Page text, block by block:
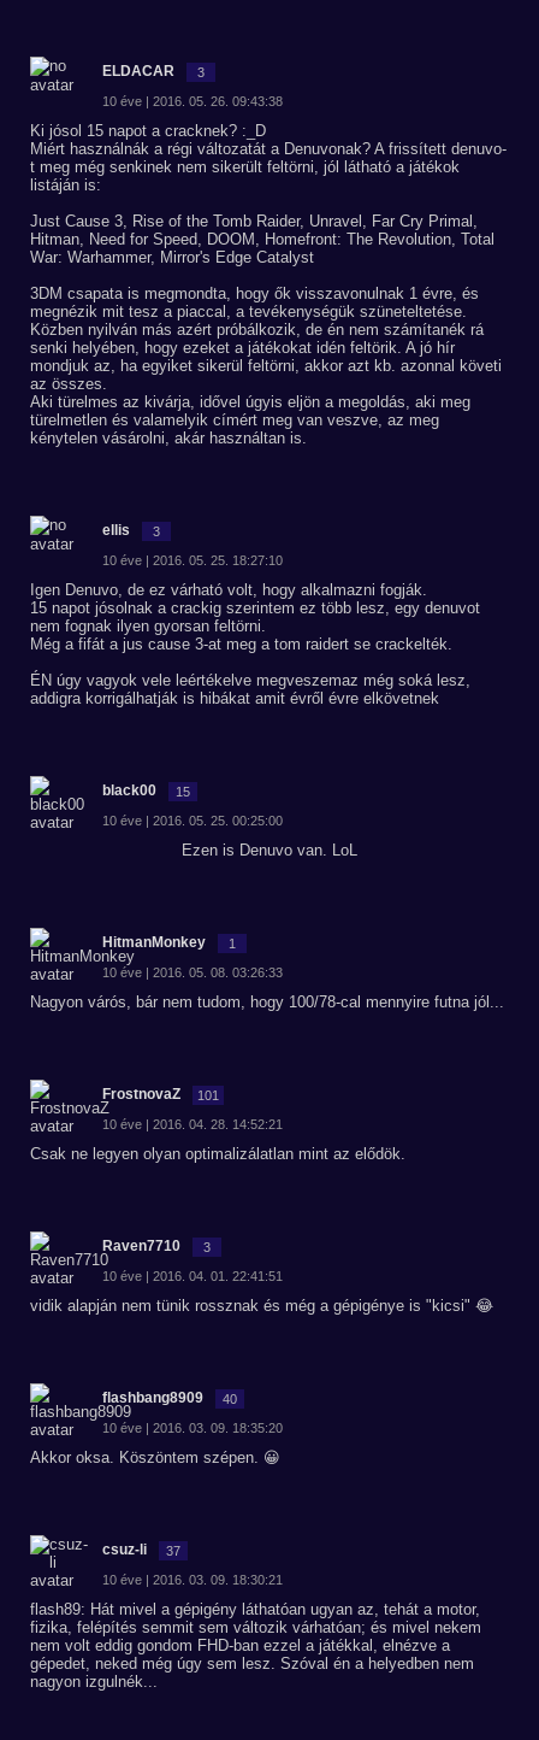
ELDACAR 3
10 éve | 2016. 05. 26. 09:43:38
Ki jósol 15 napot a cracknek? :_D
Miért használnák a régi változatát a Denuvonak? A frissített denuvo-
t meg még senkinek nem sikerült feltörni, jól látható a játékok
listáján is:
Just Cause 3, Rise of the Tomb Raider, Unravel, Far Cry Primal,
Hitman, Need for Speed, DOOM, Homefront: The Revolution, Total
War: Warhammer, Mirror's Edge Catalyst
3DM csapata is megmondta, hogy ők visszavonulnak 1 évre, és
megnézik mit tesz a piaccal, a tevékenységük szüneteltetése.
Közben nyilván más azért próbálkozik, de én nem számítanék rá
senki helyében, hogy ezeket a játékokat idén feltörik. A jó hír
mondjuk az, ha egyiket sikerül feltörni, akkor azt kb. azonnal követi
az összes.
Aki türelmes az kivárja, idővel úgyis eljön a megoldás, aki meg
türelmetlen és valamelyik címért meg van veszve, az meg
kénytelen vásárolni, akár használtan is.
ellis 3
10 éve | 2016. 05. 25. 18:27:10
Igen Denuvo, de ez várható volt, hogy alkalmazni fogják.
15 napot jósolnak a crackig szerintem ez több lesz, egy denuvot
nem fognak ilyen gyorsan feltörni.
Még a fifát a jus cause 3-at meg a tom raidert se crackelték.
ÉN úgy vagyok vele leértékelve megveszemaz még soká lesz,
addigra korrigálhatják is hibákat amit évről évre elkövetnek
black00 15
10 éve | 2016. 05. 25. 00:25:00
Ezen is Denuvo van. LoL
HitmanMonkey 1
10 éve | 2016. 05. 08. 03:26:33
Nagyon várós, bár nem tudom, hogy 100/78-cal mennyire futna jól...
FrostnovaZ 101
10 éve | 2016. 04. 28. 14:52:21
Csak ne legyen olyan optimalizálatlan mint az elődök.
Raven7710 3
10 éve | 2016. 04. 01. 22:41:51
vidik alapján nem tünik rossznak és még a gépigénye is "kicsi" 😂
flashbang8909 40
10 éve | 2016. 03. 09. 18:35:20
Akkor oksa. Köszöntem szépen. 😀
csuz-li 37
10 éve | 2016. 03. 09. 18:30:21
flash89: Hát mivel a gépigény láthatóan ugyan az, tehát a motor,
fizika, felépítés semmit sem változik várhatóan; és mivel nekem
nem volt eddig gondom FHD-ban ezzel a játékkal, elnézve a
gépedet, neked még úgy sem lesz. Szóval én a helyedben nem
nagyon izgulnék...